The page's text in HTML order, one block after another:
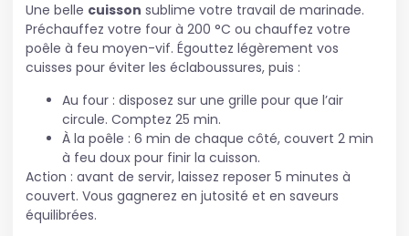
Une belle cuisson sublime votre travail de marinade.
Préchauffez votre four à 200 °C ou chauffez votre
poêle à feu moyen-vif. Égouttez légèrement vos
cuisses pour éviter les éclaboussures, puis :
Au four : disposez sur une grille pour que l’air
circule. Comptez 25 min.
À la poêle : 6 min de chaque côté, couvert 2 min
à feu doux pour finir la cuisson.
Action : avant de servir, laissez reposer 5 minutes à
couvert. Vous gagnerez en jutosité et en saveurs
équilibrées.